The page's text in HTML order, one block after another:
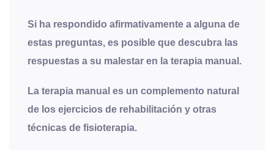
Si ha respondido afirmativamente a alguna de
estas preguntas, es posible que descubra las
respuestas a su malestar en la terapia manual.
La terapia manual es un complemento natural
de los ejercicios de rehabilitación y otras
técnicas de fisioterapia.